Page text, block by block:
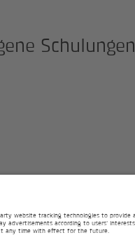
Schulungen